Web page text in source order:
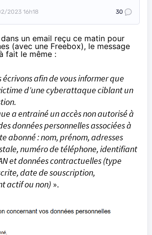
2023 16h18 30
un email reçu ce matin pour
(avec une Freebox), le message
fait le même :
écrivons afin de vous informer que
d’une cyberattaque ciblant un
a entrainé un accès non autorisé à
données personnelles associées à
abonné : nom, prénom, adresses
numéro de téléphone, identifiant
et données contractuelles (type
date de souscription,
actif ou non) ».